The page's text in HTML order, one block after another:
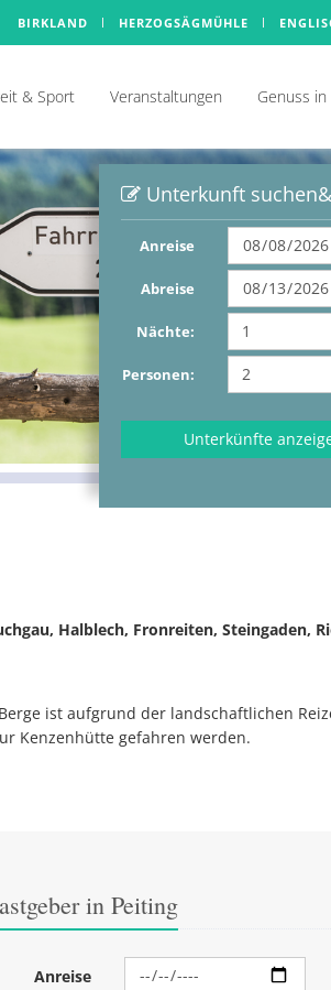
BIRKLAND HERZOGSÄGMÜHLE
& Sport Veranstaltungen Genuss in
Unterkunft
Anreise
Abreise
Nächte:
Personen:
Halblech, Fronreiten, Steingaden,
ist aufgrund der landschaftlichen
Kenzenhütte gefahren werden.
in Peiting
Anreise